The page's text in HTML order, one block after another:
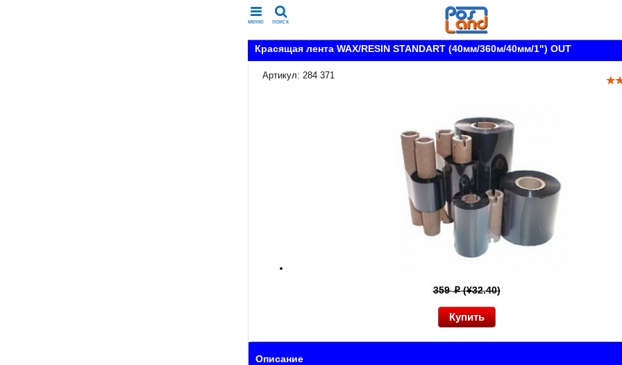
меню поиск
Красящая лента WAX/RESIN STANDART (40мм/360м/40мм/1") OUT
Артикул: 284 371
359p(¥32.40)
Описание